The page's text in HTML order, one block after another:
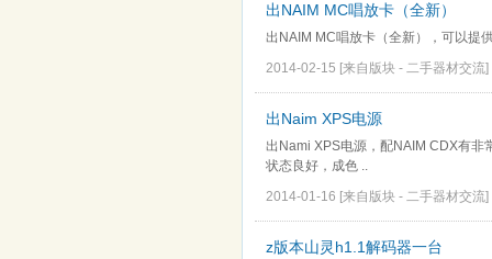
出NAIM MC唱放卡（全新）
出NAIM MC唱放卡（全新），可以提
2014-02-15 [来自版块 - 二手器材交流]
出Naim XPS电源
出Nami XPS电源，配NAIM CDX有非
状态良好，成色 ..
2014-01-16 [来自版块 - 二手器材交流]
z版本山灵h1.1解码器一台